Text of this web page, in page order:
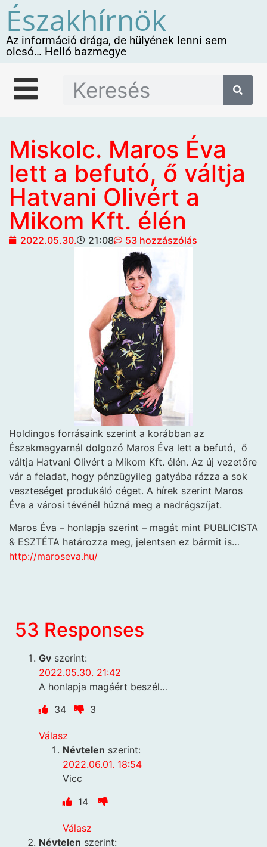
Északhírnök
Az információ drága, de hülyének lenni sem
olcsó… Helló bazmegye
Miskolc. Maros Éva
lett a befutó, ő váltja
Hatvani Olivért a
Mikom Kft. élén
2022.05.30. 21:08 53 hozzászólás
Holdingos forrásaink szerint a korábban az
Északmagyarnál dolgozó Maros Éva lett a befutó, ő
váltja Hatvani Olivért a Mikom Kft. élén. Az új vezetőre
vár a feladat, hogy pénzügyileg gatyába rázza a sok
veszteséget produkáló céget. A hírek szerint Maros
Éva a városi tévénél húzná meg a nadrágszíjat.
Maros Éva – honlapja szerint – magát mint PUBLICISTA
& ESZTÉTA határozza meg, jelentsen ez bármit is…
http://maroseva.hu/
53 Responses
Gv szerint:
2022.05.30. 21:42
A honlapja magáért beszél…
34
3
Válasz
Névtelen szerint:
2022.06.01. 18:54
Vicc
14
Válasz
Névtelen szerint: